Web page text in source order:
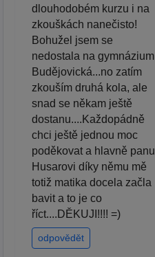
dlouhodobém kurzu i na
zkouškách nanečisto!
Bohužel jsem se
nedostala na gymnázium
Budějovická...no zatím
zkouším druhá kola, ale
snad se někam ještě
dostanu....Každopádně
chci ještě jednou moc
poděkovat a hlavně panu
Husarovi díky němu mě
totiž matika docela začla
bavit a to je co
říct....DĚKUJI!!!! =)
odpovědět